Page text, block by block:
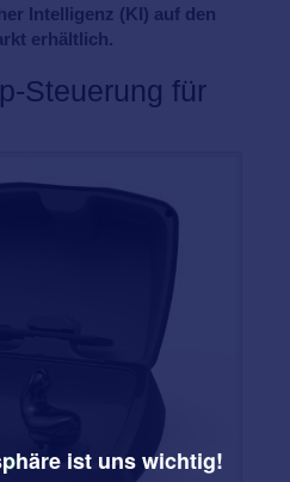
Intelligenz (KI) auf den
erhältlich.
Steuerung für
ist uns wichtig!